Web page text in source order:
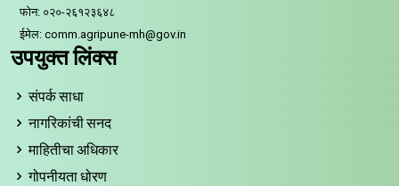
फोन: ०२०-२६१२३६४८
ईमेल: comm.agripune-mh@gov.in
उपयुक्त लिंक्स
संपर्क साधा
नागरिकांची सनद
माहितीचा अधिकार
गोपनीयता धोरण